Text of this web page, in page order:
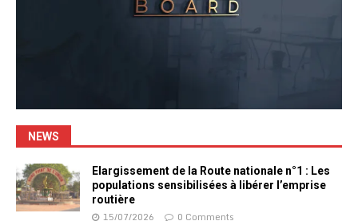
NEWS
Elargissement de la Route nationale n°1 : Les
populations sensibilisées à libérer l’emprise
routière
15/07/2026 0 Comments